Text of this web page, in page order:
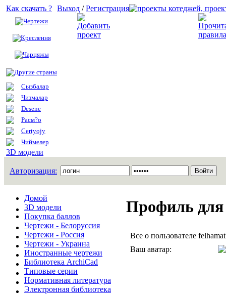
Как скачать ?
Чертежи
Креслення
Чарцяжы
Другие страны
Сызбалар
Чизмалар
Desene
Расм?о
Certyojy
Чиймелер
3D модели
Выход /Регистрация
Авторизация:
Домой
3D модели
Покупка баллов
Чертежи - Белоруссия
Чертежи - Россия
Чертежи - Украина
Иностранные чертежи
Библиотека ArchiCad
Типовые серии
Нормативная литература
Электронная библиотека
Профиль
Все о пользователе
Ваш аватар: